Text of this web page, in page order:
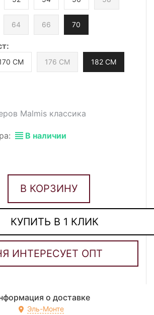
64 66 70
:
СМ 176 СМ 182 СМ
Malmis классика
В наличии
В КОРЗИНУ
КУПИТЬ В 1 КЛИК
о доставке
Эль-Монте